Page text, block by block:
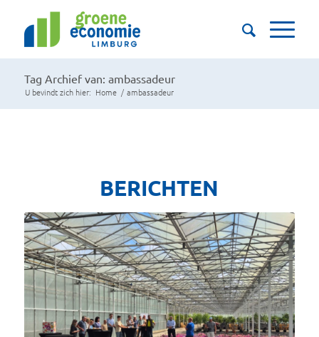
Tag Archief van: ambassadeur
U bevindt zich hier: Home / ambassadeur
BERICHTEN